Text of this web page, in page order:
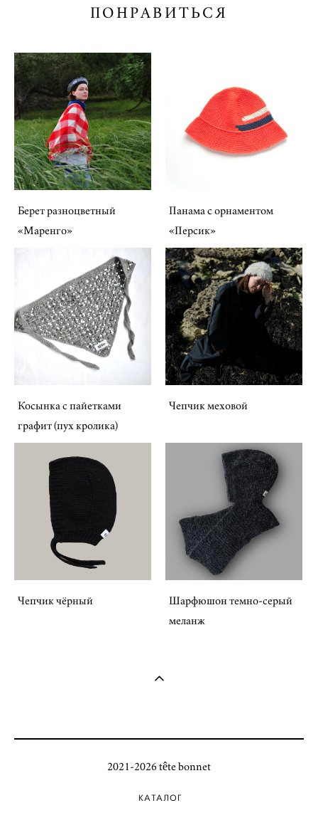
ПОНРАВИТЬСЯ
Берет разноцветный
«Маренго»
Панама с орнаментом
«Персик»
Косынка с пайетками
графит (пух кролика)
Чепчик меховой
Чепчик чёрный
Шарфюшон темно-серый
меланж
2021-2026 tête bonnet
КАТАЛОГ